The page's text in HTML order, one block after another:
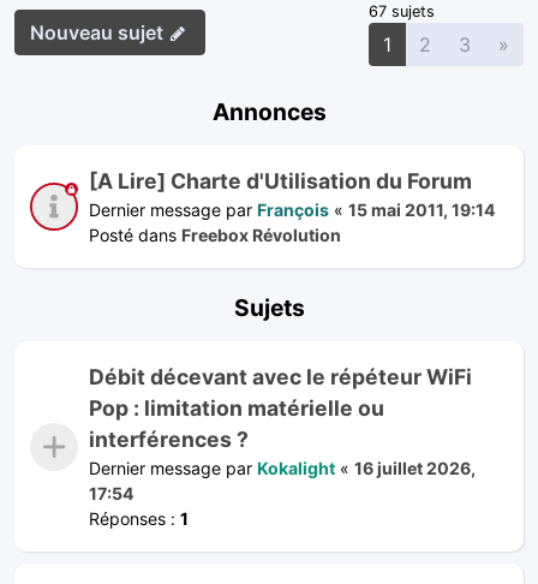
Nouveau sujet
67 sujets
1 2 3 »
Annonces
[A Lire] Charte d'Utilisation du Forum
Dernier message par François « 15 mai 2011, 19:14
Posté dans Freebox Révolution
Sujets
Débit décevant avec le répéteur WiFi
Pop : limitation matérielle ou
interférences ?
Dernier message par Kokalight « 16 juillet 2026,
17:54
Réponses : 1